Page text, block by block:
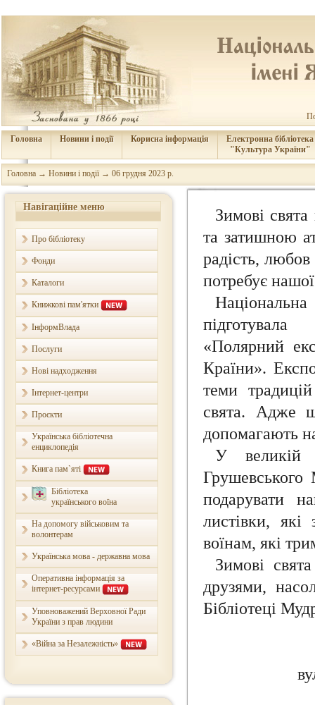
Головна Новини і події Корисна інформація
Електронна бібліотека
"Культура України"
Головна → Новини і події→ 06 грудня 2023 р.
Навігаційне меню
Про бібліотеку
Фонди
Каталоги
Книжкові пам'ятки
ІнформВлада
Послуги
Нові надходження
Інтернет-центри
Проєкти
Українська бібліотечна
енциклопедія
Книга пам`яті
Бібліотека
українського воїна
На допомогу військовим та
волонтерам
Українська мова - державна мова
Оперативна інформація за
інтернет-ресурсами
Уповноважений Верховної Ради
України з прав людини
«Війна за Незалежність»
Зимові
та затишною
радість, любов
потребує
«Полярний
Країни».
теми
свята. Адже
допомагають
У великій
подарувати
листівки, які
воїнам, які
Зимові
друзями,
Бібліотеці